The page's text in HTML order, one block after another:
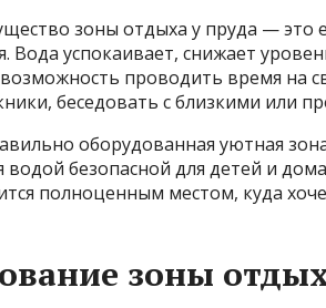
зоны отдыха у пруда — это
Вода успокаивает, снижает
проводить время на
беседовать с близкими или
оборудованная уютная
водой безопасной для детей и
полноценным местом, куда
зоны